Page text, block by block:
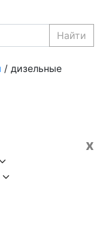
Найти
/ дизельные
x